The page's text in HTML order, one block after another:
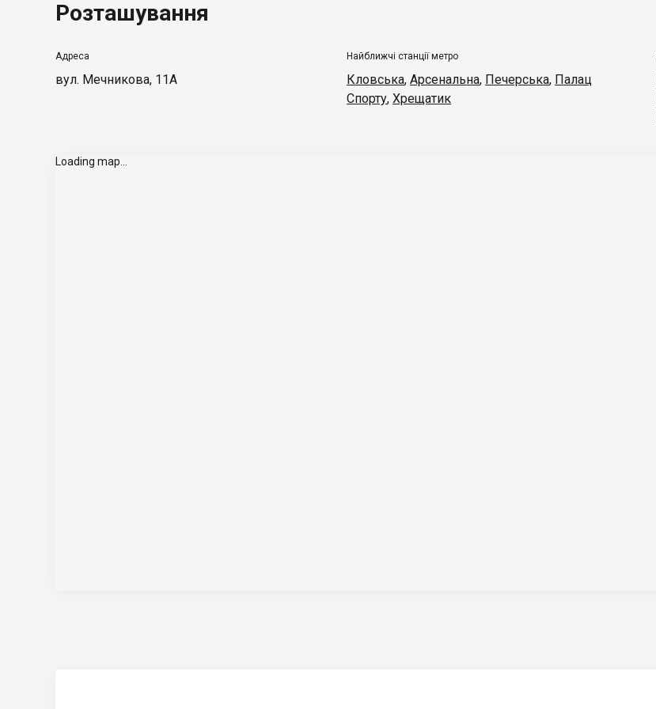
Розташування
Адреса
вул. Мечникова, 11А
Найближчі станції метро
Кловська, Арсенальна, Печерська, Палац
Спорту, Хрещатик
Loading map...